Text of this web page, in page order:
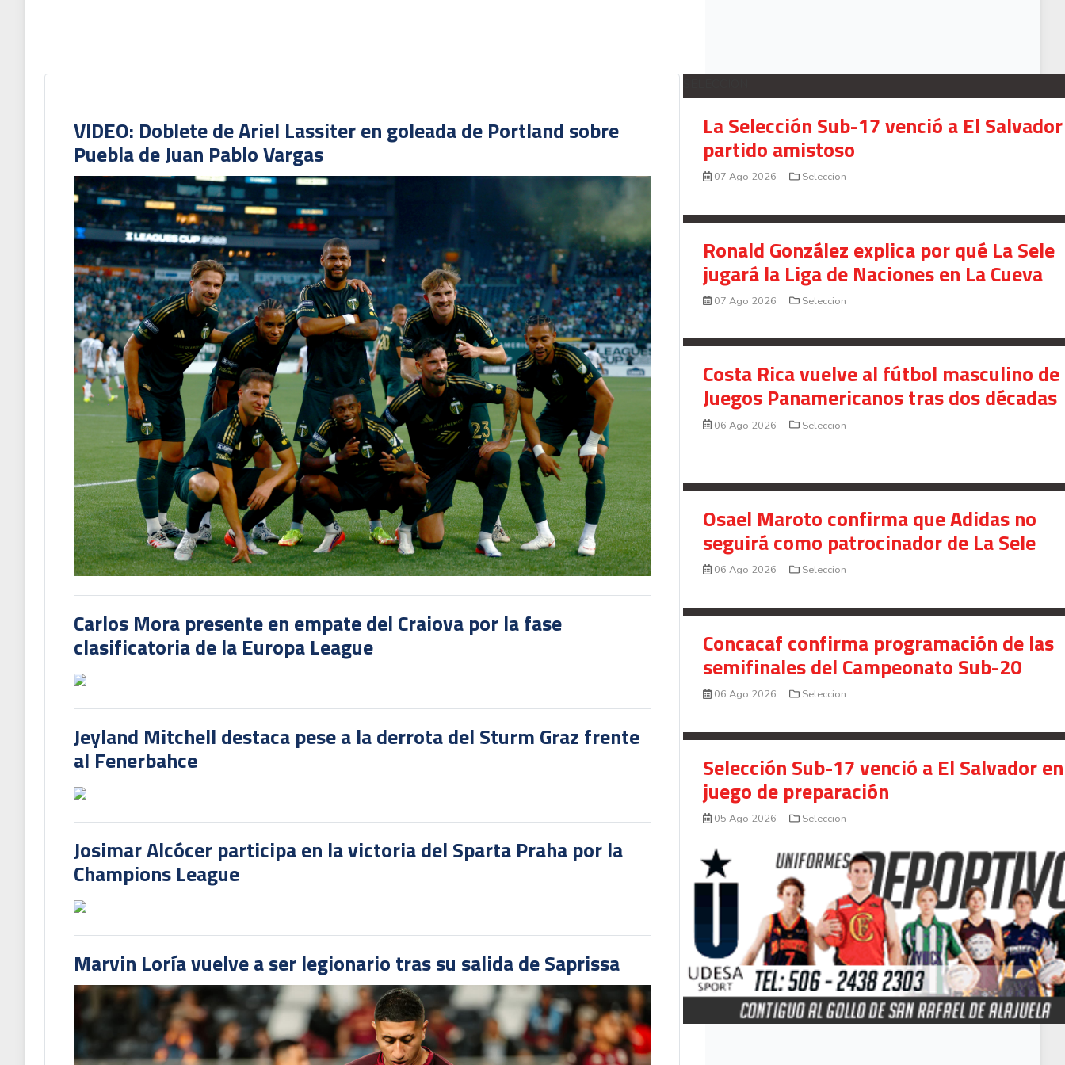
VIDEO: Doblete de Ariel Lassiter en goleada de Portland sobre
Puebla de Juan Pablo Vargas
Carlos Mora presente en empate del Craiova por la fase
clasificatoria de la Europa League
Jeyland Mitchell destaca pese a la derrota del Sturm Graz frente
al Fenerbahce
Josimar Alcócer participa en la victoria del Sparta Praha por la
Champions League
Marvin Loría vuelve a ser legionario tras su salida de Saprissa
La Selección Sub-17 venció a El
partido amistoso
07 Ago 2026 Seleccion
Ronald González explica por qué La Sele
jugará la Liga de Naciones en La Cueva
07 Ago 2026 Seleccion
Costa Rica vuelve al fútbol masculino
Juegos Panamericanos tras dos décadas
06 Ago 2026 Seleccion
Osael Maroto confirma que Adidas no
seguirá como patrocinador de La Sele
06 Ago 2026 Seleccion
Concacaf confirma programación de las
semifinales del Campeonato Sub-20
06 Ago 2026 Seleccion
Selección Sub-17 venció a El Salvador en
juego de preparación
05 Ago 2026 Seleccion